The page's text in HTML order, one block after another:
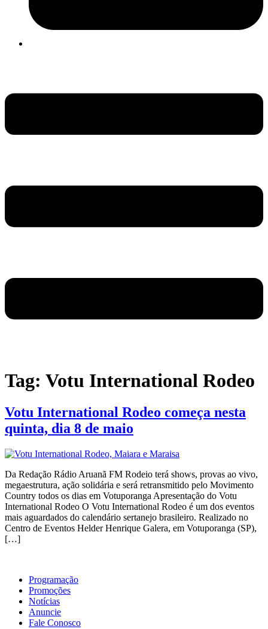
Tag: Votu International Rodeo
Votu International Rodeo começa nesta
quinta, dia 8 de maio
Da Redação Rádio Aruanã FM Rodeio terá shows, provas ao vivo,
megaestrutura, ação solidária e será retransmitido pelo Movimento
Country todos os dias em Votuporanga Apresentação do Votu
International Rodeo O Votu International Rodeo é um dos eventos
mais aguardados do calendário sertanejo brasileiro. Realizado no
Centro de Eventos Helder Henrique Galera, em Votuporanga (SP),
[…]
Programação
Promoções
Notícias
Anuncie
Fale Conosco